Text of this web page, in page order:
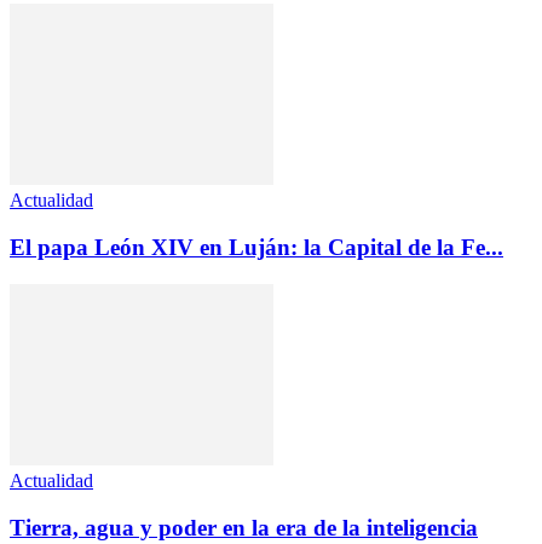
Actualidad
El papa León XIV en Luján: la Capital de la Fe...
Actualidad
Tierra, agua y poder en la era de la inteligencia